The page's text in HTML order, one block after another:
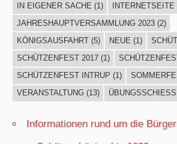
IN EIGENER SACHE (1) INTERNETSEITE
JAHRESHAUPTVERSAMMLUNG 2023(2)
KÖNIGSAUSFAHRT(5) NEUE (1)
SCHÜTZENFEST 2017(1)
SCHÜTZENFEST INTRUP (1)
VERANSTALTUNG(13)
Informationen rund um die